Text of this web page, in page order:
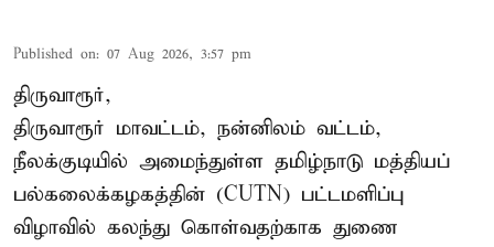
Published on: 07 Aug 2026, 3:57 pm
திருவாரூர்,
திருவாரூர் மாவட்டம், நன்னிலம் வட்டம்,
நீலக்குடியில் அமைந்துள்ள தமிழ்நாடு மத்தியப்
பல்கலைக்கழகத்தின் (CUTN) பட்டமளிப்பு
விழாவில் கலந்து கொள்வதற்காக துணை